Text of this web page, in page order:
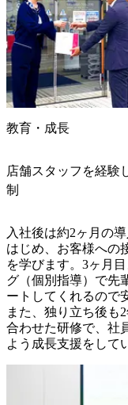
教育・成長
店舗スタッフを経験
制
入社後は約2ヶ月の
はじめ、お客様への
を学びます。3ヶ月
グ（個別指導）で先
ートしてくれるので
また、独り立ち後も
合わせた研修で、社
よう成長支援をして